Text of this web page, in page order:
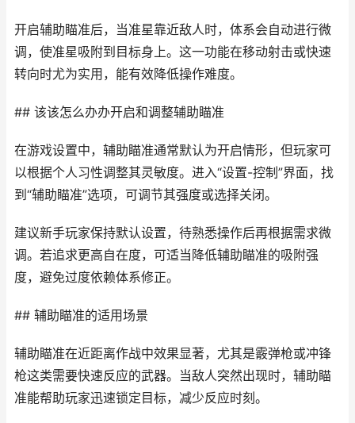
开启辅助瞄准后，当准星靠近敌人时，体系会自动进行微
调，使准星吸附到目标身上。这一功能在移动射击或快速
转向时尤为实用，能有效降低操作难度。
## 该该怎么办办开启和调整辅助瞄准
在游戏设置中，辅助瞄准通常默认为开启情形，但玩家可
以根据个人习性调整其灵敏度。进入“设置-控制”界面，找
到“辅助瞄准”选项，可调节其强度或选择关闭。
建议新手玩家保持默认设置，待熟悉操作后再根据需求微
调。若追求更高自在度，可适当降低辅助瞄准的吸附强
度，避免过度依赖体系修正。
## 辅助瞄准的适用场景
辅助瞄准在近距离作战中效果显著，尤其是霰弹枪或冲锋
枪这类需要快速反应的武器。当敌人突然出现时，辅助瞄
准能帮助玩家迅速锁定目标，减少反应时刻。